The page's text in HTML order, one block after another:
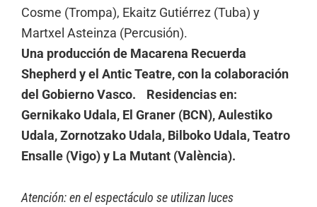
Cosme (Trompa), Ekaitz Gutiérrez (Tuba) y
Martxel Asteinza (Percusión).
Una producción de Macarena Recuerda
Shepherd y el Antic Teatre, con la colaboración
del Gobierno Vasco. Residencias en:
Gernikako Udala, El Graner (BCN), Aulestiko
Udala, Zornotzako Udala, Bilboko Udala, Teatro
Ensalle (Vigo) y La Mutant (València).
Atención: en el espectáculo se utilizan luces